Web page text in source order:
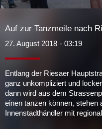
Auf zur Tanzmeile nach
27. August 2018 - 03:19
Entlang der Riesaer
ganz unkompliziert und
dann wird aus dem
einen tanzen können, stehen
Innenstadthändler mit